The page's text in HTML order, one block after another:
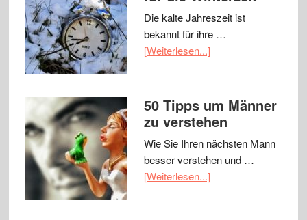
Die kalte Jahreszeit ist
bekannt für ihre …
[Weiterlesen...]
50 Tipps um Männer
zu verstehen
Wie Sie Ihren nächsten Mann
besser verstehen und …
[Weiterlesen...]